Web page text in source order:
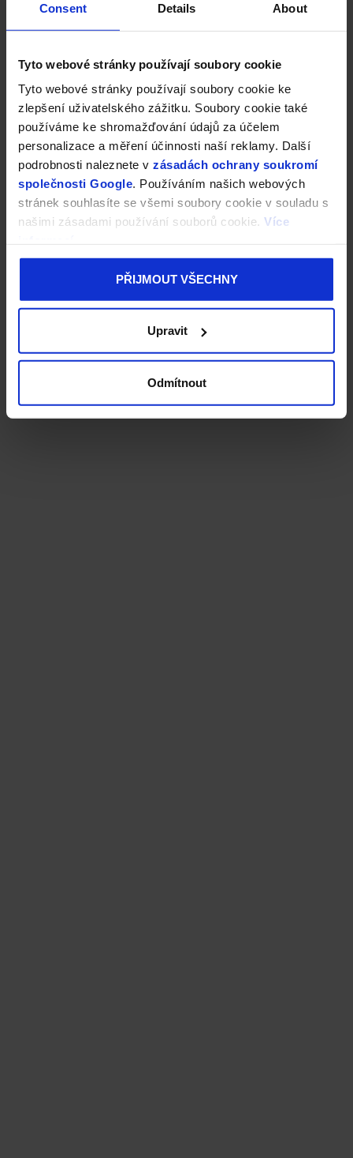
Consent Details About
Tyto webové stránky používají soubory cookie
Tyto webové stránky používají soubory cookie ke
zlepšení uživatelského zážitku. Soubory cookie také
používáme ke shromažďování údajů za účelem
personalizace a měření účinnosti naší reklamy. Další
podrobnosti naleznete v zásadách ochrany soukromí
společnosti Google. Používáním našich webových
stránek souhlasíte se všemi soubory cookie v souladu s
našimi zásadami používání souborů cookie. Více
PŘIJMOUT VŠECHNY
Upravit
Odmítnout